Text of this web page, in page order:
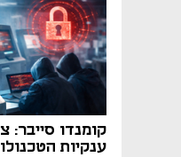
קומנדו סייבר:
ענקיות